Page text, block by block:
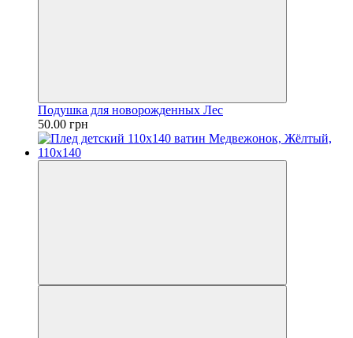
Подушка для новорожденных Лес
50.00 грн